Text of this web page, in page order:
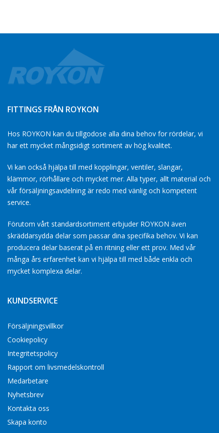
FITTINGS FRÅN ROYKON
Hos ROYKON kan du tillgodose alla dina behov for rördelar, vi
har ett mycket mångsidigt sortiment av hög kvalitet.
Vi kan också hjälpa till med kopplingar, ventiler, slangar,
klämmor, rörhållare och mycket mer. Alla typer, allt material och
vår försäljningsavdelning är redo med vänlig och kompetent
service.
Förutom vårt standardsortiment erbjuder ROYKON även
skräddarsydda delar som passar dina specifika behov. Vi kan
producera delar baserat på en ritning eller ett prov. Med vår
många års erfarenhet kan vi hjälpa till med både enkla och
mycket komplexa delar.
KUNDSERVICE
Försäljningsvillkor
Cookiepolicy
Integritetspolicy
Rapport om livsmedelskontroll
Medarbetare
Nyhetsbrev
Kontakta oss
Skapa konto